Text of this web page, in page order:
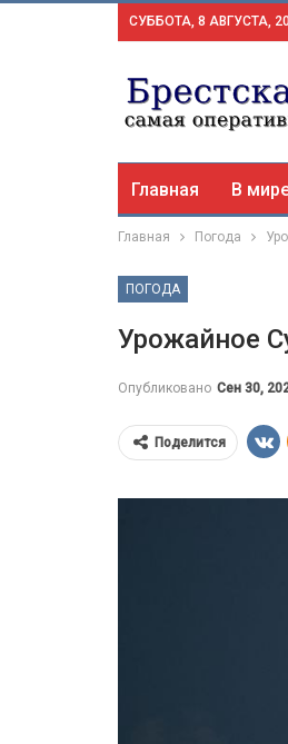
СУББОТА, 8 АВГУСТА,
Главная В
Главная Погода
ПОГОДА
Урожайное
Опубликовано Сен 30,
Поделится